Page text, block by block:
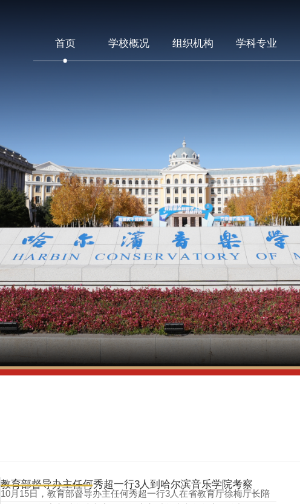
首页 学校概况 组织机构 学科专业
教育部督导办主任何秀超一行3人到哈尔滨音乐学院考察
10月15日，教育部督导办主任何秀超一行3人在省教育厅徐梅厅长陪